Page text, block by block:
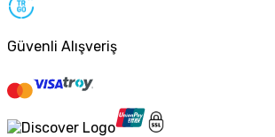
Güvenli Alışveriş